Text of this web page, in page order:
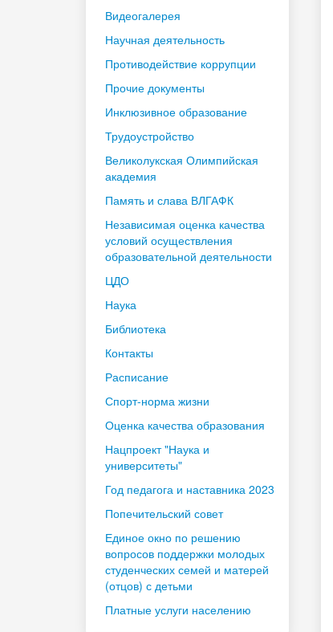
Видеогалерея
Научная деятельность
Противодействие коррупции
Прочие документы
Инклюзивное образование
Трудоустройство
Великолукская Олимпийская
академия
Память и слава ВЛГАФК
Независимая оценка качества
условий осуществления
образовательной деятельности
ЦДО
Наука
Библиотека
Контакты
Расписание
Спорт-норма жизни
Оценка качества образования
Нацпроект "Наука и
университеты"
Год педагога и наставника 2023
Попечительский совет
Единое окно по решению
вопросов поддержки молодых
студенческих семей и матерей
(отцов) с детьми
Платные услуги населению